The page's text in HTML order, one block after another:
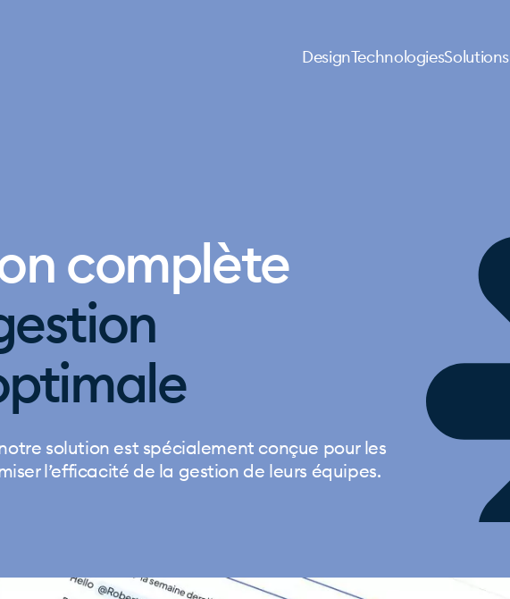
DesignTechnologiesSolutions
complète
solution est spécialement conçue pour les
l’efficacité de la gestion de leurs équipes.